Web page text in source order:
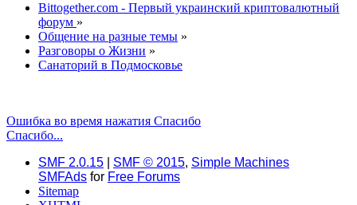
Bittogether.com - Первый украинский криптовалютный
форум »
Общение на разные темы »
Разговоры о Жизни »
Санаторий в Подмосковье
Ошибка во время нажатия Спасибо
Спасибо...
SMF 2.0.15
SMF © 2015, Simple Machines
SMFAds for Free Forums
Sitemap